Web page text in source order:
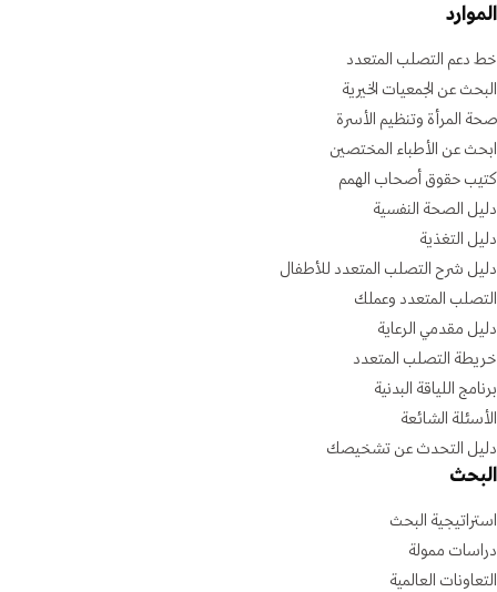
الموارد
خط دعم التصلب المتعدد
البحث عن الجمعيات الخيرية
صحة المرأة وتنظيم الأسرة
ابحث عن الأطباء المختصين
كتيب حقوق أصحاب الهمم
دليل الصحة النفسية
دليل التغذية
دليل شرح التصلب المتعدد للأطفال
التصلب المتعدد وعملك
دليل مقدمي الرعاية
خريطة التصلب المتعدد
برنامج اللياقة البدنية
الأسئلة الشائعة
دليل التحدث عن تشخيصك
البحث
استراتيجية البحث
دراسات ممولة
التعاونات العالمية